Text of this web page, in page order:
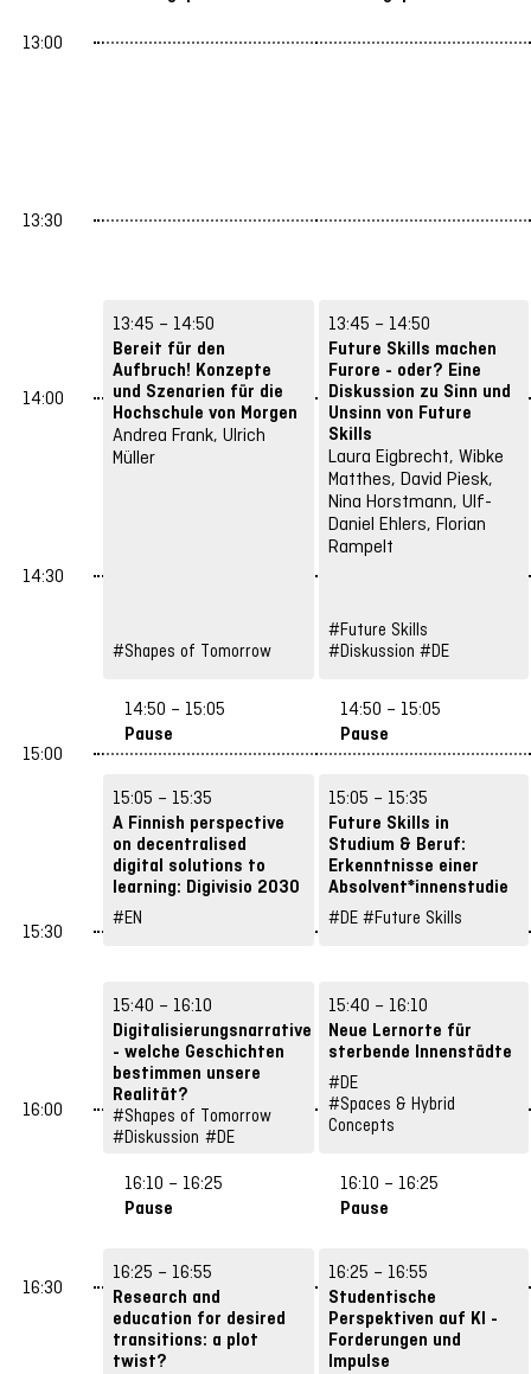
13:45 – 14:50
Bereit für den
Aufbruch! Konzepte
und Szenarien für die
Hochschule von Morgen
Andrea Frank, Ulrich
Müller
#Shapes of Tomorrow
14:50 – 15:05
Pause
15:05 – 15:35
A Finnish perspective
on decentralised
digital solutions to
learning: Digivisio 2030
Hanna Nordlund
#EN
15:40 – 16:10
Digitalisierungsnarrative
- welche Geschichten
bestimmen unsere
Realität?
Julia Schneider, Heike
Ekea Gleibs, Linn
#Shapes of Tomorrow
#Diskussion #DE
16:10 – 16:25
Pause
16:25 – 16:55
Research and
education for desired
transitions: a plot
twist?
13:45 – 14:50
Future Skills machen
Furore - oder? Eine
Diskussion zu Sinn und
Unsinn von Future
Skills
Laura Eigbrecht, Wibke
Matthes, David Piesk,
Nina Horstmann, Ulf-
Daniel Ehlers, Florian
Rampelt
#Future Skills
#Diskussion #DE
14:50 – 15:05
Pause
15:05 – 15:35
Future Skills in
Studium & Beruf:
Erkenntnisse einer
Absolvent*innenstudie
Barbara Rögele,
#DE #Future Skills
15:40 – 16:10
Neue Lernorte für
sterbende Innenstädte
Ronny Röwert, Andreas
Wittke, Anja Lorenz
#DE
#Spaces & Hybrid
Concepts
16:10 – 16:25
Pause
16:25 – 16:55
Studentische
Perspektiven auf KI -
Forderungen und
Impulse
13:00
13:30
14:00
14:30
15:00
15:30
16:00
16:30